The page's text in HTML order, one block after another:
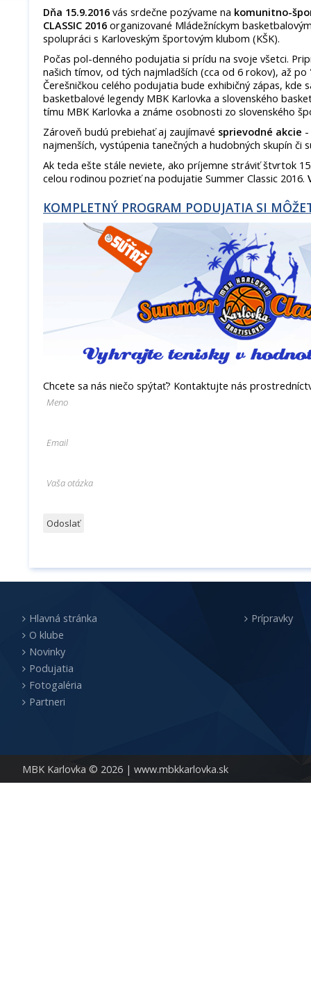
Dňa 15.9.2016 vás srdečne pozývame na komunitno-
CLASSIC 2016 organizované Mládežníckym
spolupráci s Karloveským športovým klubom (KŠK).
Počas pol-denného podujatia si prídu na svoje všetci.
našich tímov, od tých najmladších (cca od 6 rokov), až po
Čerešničkou celého podujatia bude exhibičný zápas, kde
basketbalové legendy MBK Karlovka a slovenského
tímu MBK Karlovka a známe osobnosti zo slovenského
Zároveň budú prebiehať aj zaujímavé sprievodné akcie
najmenších, vystúpenia tanečných a hudobných skupín či
Ak teda ešte stále neviete, ako príjemne stráviť štvrtok
celou rodinou pozrieť na podujatie Summer Classic 2016.
KOMPLETNÝ PROGRAM PODUJATIA SI
Chcete sa nás niečo spýtať? Kontaktujte nás
MBK Karlovka © 2026 | www.mbkkarlovka.sk
Hlavná stránka
O klube
Novinky
Podujatia
Fotogaléria
Partneri
Prípravky